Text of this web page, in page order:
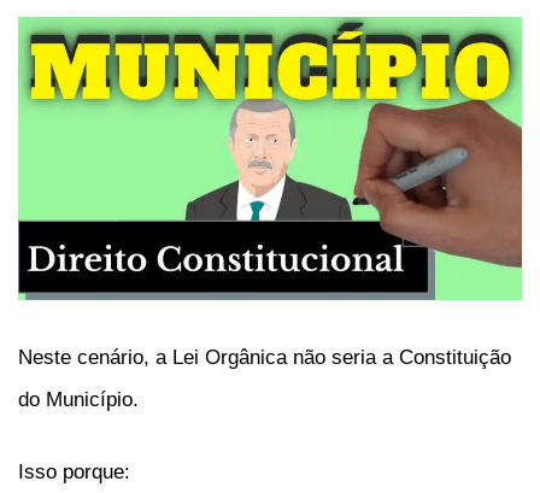
Neste cenário, a Lei Orgânica não seria a Constituição
do Município.
Isso porque: